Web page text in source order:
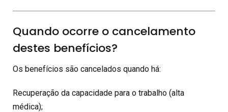
Quando ocorre o cancelamento
destes benefícios?
Os benefícios são cancelados quando há:
Recuperação da capacidade para o trabalho (alta
médica);